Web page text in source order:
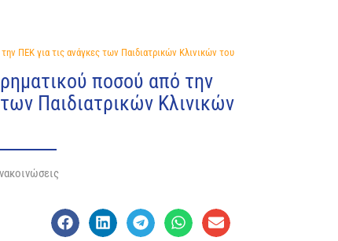
ΠΕΚ για τις ανάγκες των Παιδιατρικών Κλινικών του
ποσού από την
Παιδιατρικών Κλινικών